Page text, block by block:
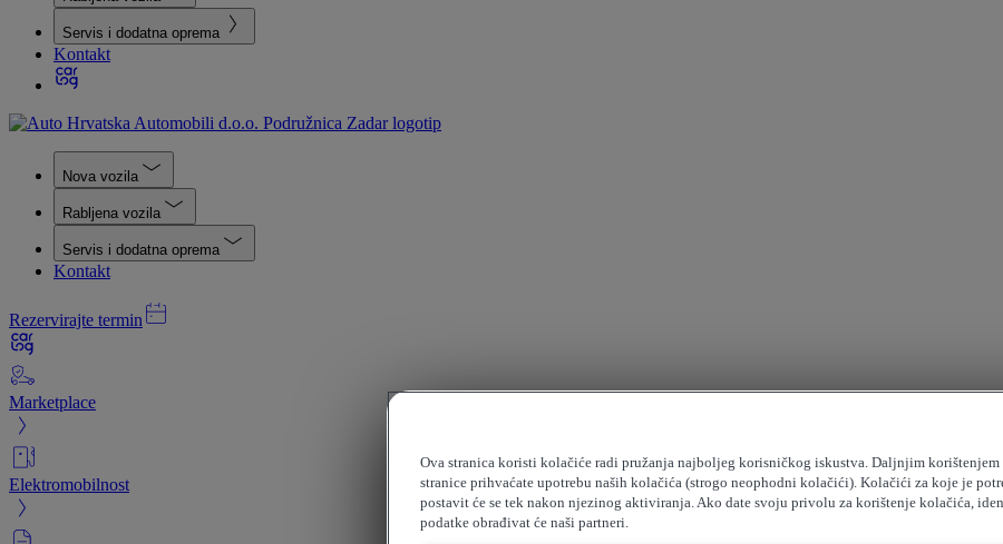
Servis i dodatna oprema
Kontakt
Nova vozila
Rabljena vozila
Servis i dodatna oprema
Kontakt
Rezervirajte termin
Marketplace
Elektromobilnost
Ova stranica koristi kolačiće radi pružanja najboljeg korisničkog iskustva. Daljnjim korištenjem
stranice prihvaćate upotrebu naših kolačića (strogo neophodni kolačići). Kolačići za koje je
postavit će se tek nakon njezinog aktiviranja. Ako date svoju privolu za korištenje kolačića,
podatke obrađivat će naši partneri.